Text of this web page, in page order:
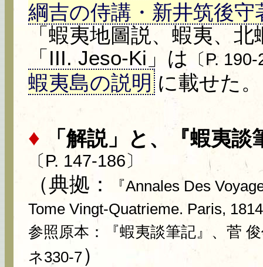
綱吉の侍講・新井筑後守
「蝦夷地圖説、蝦夷、
「III. Jeso-Ki」は
〔P.
蝦夷島の説明 に載せた。
♦ 「解説」と、『蝦夷
〔P. 147-186〕
（典拠：
『Annales Des
Tome Vingt-Quatrieme. Paris,
参照原本：『蝦夷談筆記』、菅
ネ330‐7）